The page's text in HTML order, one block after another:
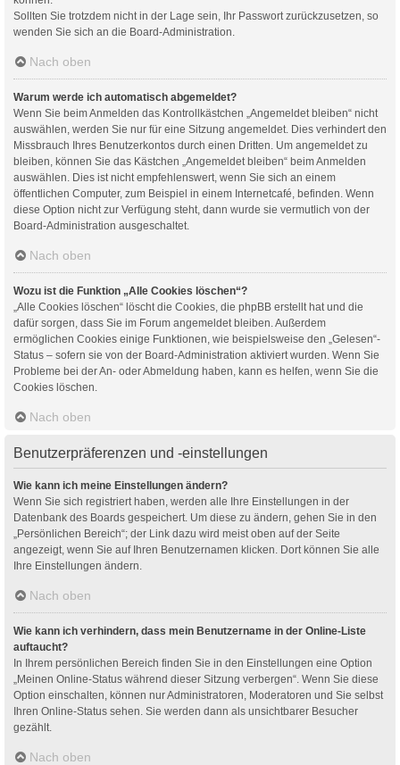
Sollten Sie trotzdem nicht in der Lage sein, Ihr Passwort zurückzusetzen, so
wenden Sie sich an die Board-Administration.
Nach oben
Warum werde ich automatisch abgemeldet?
Wenn Sie beim Anmelden das Kontrollkästchen „Angemeldet bleiben“ nicht
auswählen, werden Sie nur für eine Sitzung angemeldet. Dies verhindert den
Missbrauch Ihres Benutzerkontos durch einen Dritten. Um angemeldet zu
bleiben, können Sie das Kästchen „Angemeldet bleiben“ beim Anmelden
auswählen. Dies ist nicht empfehlenswert, wenn Sie sich an einem
öffentlichen Computer, zum Beispiel in einem Internetcafé, befinden. Wenn
diese Option nicht zur Verfügung steht, dann wurde sie vermutlich von der
Board-Administration ausgeschaltet.
Nach oben
Wozu ist die Funktion „Alle Cookies löschen“?
„Alle Cookies löschen“ löscht die Cookies, die phpBB erstellt hat und die
dafür sorgen, dass Sie im Forum angemeldet bleiben. Außerdem
ermöglichen Cookies einige Funktionen, wie beispielsweise den „Gelesen“-
Status – sofern sie von der Board-Administration aktiviert wurden. Wenn Sie
Probleme bei der An- oder Abmeldung haben, kann es helfen, wenn Sie die
Cookies löschen.
Nach oben
Benutzerpräferenzen und -einstellungen
Wie kann ich meine Einstellungen ändern?
Wenn Sie sich registriert haben, werden alle Ihre Einstellungen in der
Datenbank des Boards gespeichert. Um diese zu ändern, gehen Sie in den
„Persönlichen Bereich“; der Link dazu wird meist oben auf der Seite
angezeigt, wenn Sie auf Ihren Benutzernamen klicken. Dort können Sie alle
Ihre Einstellungen ändern.
Nach oben
Wie kann ich verhindern, dass mein Benutzername in der Online-Liste
auftaucht?
In Ihrem persönlichen Bereich finden Sie in den Einstellungen eine Option
„Meinen Online-Status während dieser Sitzung verbergen“. Wenn Sie diese
Option einschalten, können nur Administratoren, Moderatoren und Sie selbst
Ihren Online-Status sehen. Sie werden dann als unsichtbarer Besucher
gezählt.
Nach oben